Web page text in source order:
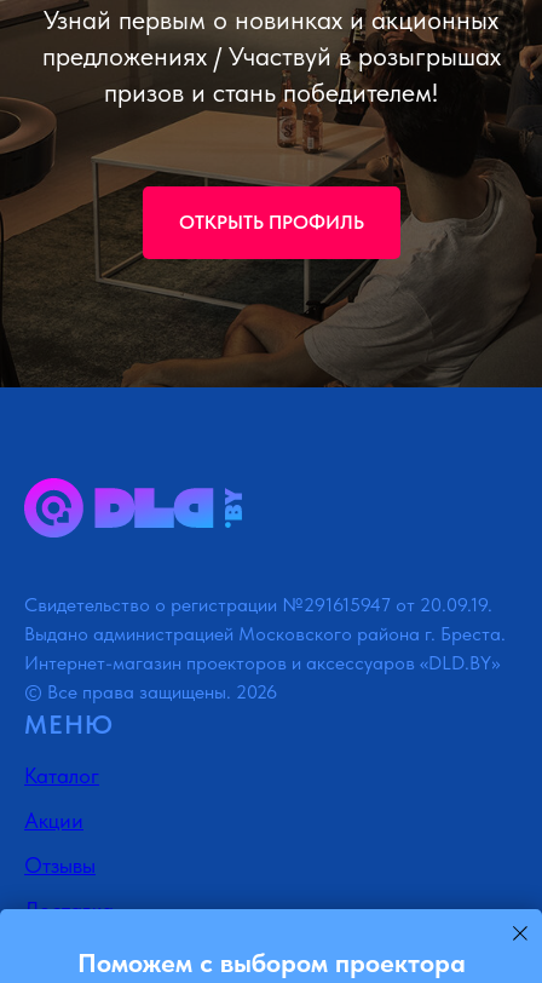
Поможем с выбором проектора
Узнай первым о новинках и акционных
предложениях / Участвуй в розыгрышах
призов и стань победителем!
ОТКРЫТЬ ПРОФИЛЬ
Свидетельство о регистрации №291615947 от 20.09.19.
Выдано администрацией Московского района г. Бреста.
Интернет-магазин проекторов и аксессуаров «DLD.BY»
© Все права защищены. 2026
МЕНЮ
Каталог
Акции
Отзывы
Доставка
Контакты